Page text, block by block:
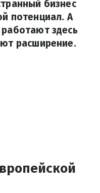
бизнес
потенциал. А
здесь
расширение.